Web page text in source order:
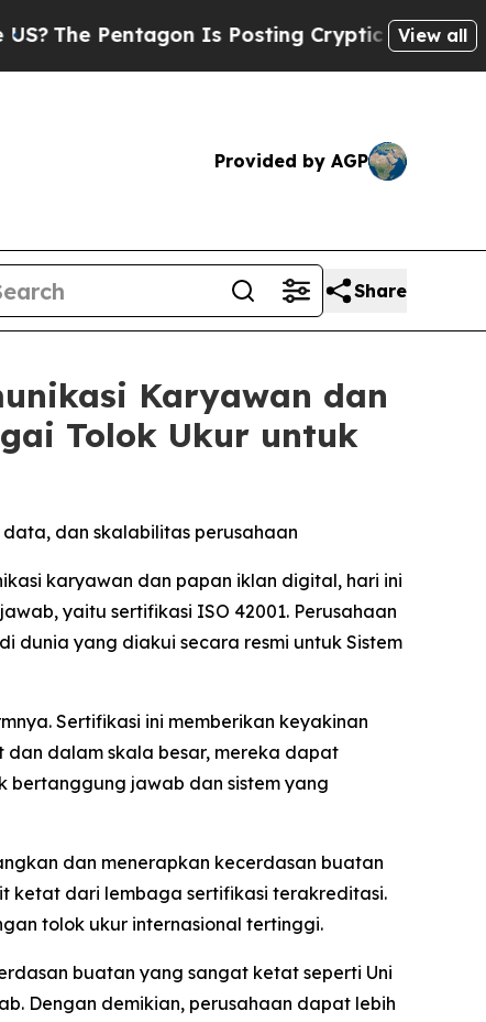
Pentagon Is Posting Cryptic Biblical View all
Provided by AGP
Share
Karyawan dan
Tolok Ukur untuk
dan skalabilitas perusahaan
karyawan dan papan iklan digital, hari ini
yaitu sertifikasi ISO 42001. Perusahaan
dunia yang diakui secara resmi untuk Sistem
Sertifikasi ini memberikan keyakinan
dalam skala besar, mereka dapat
bertanggung jawab dan sistem yang
dan menerapkan kecerdasan buatan
ketat dari lembaga sertifikasi terakreditasi.
tolok ukur internasional tertinggi.
buatan yang sangat ketat seperti Uni
Dengan demikian, perusahaan dapat lebih